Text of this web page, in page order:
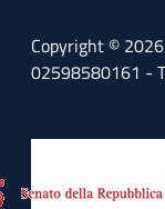
Copyright ©
02598580161 -